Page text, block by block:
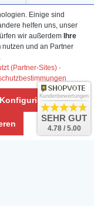
Einige sind
helfen uns, unser
wir außerdem Ihre
nutzen und an Partner
(Partner-Sites) ·
KonfigurierenKundenbewertungen
SEHR GUT
4.78 / 5.00